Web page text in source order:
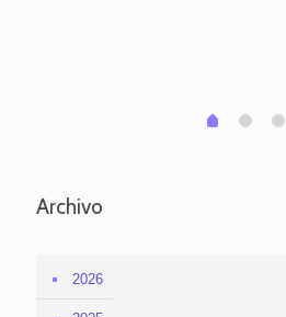
0 1 2
Archivo
2026